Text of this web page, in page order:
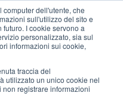
computer dell'utente, che
sull'utilizzo del sito e
I cookie servono a
personalizzato, sia sul
informazioni sui cookie,
traccia del
utilizzato un unico cookie nel
registrare informazioni
CLASSICO